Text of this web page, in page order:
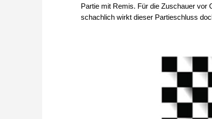
Partie mit Remis. Für die Zuschauer vor
schachlich wirkt dieser Partieschluss